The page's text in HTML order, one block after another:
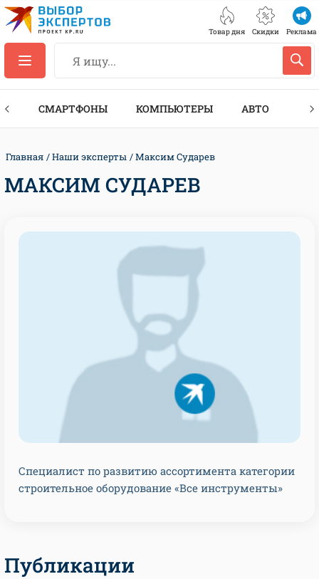
Товар дня Скидки Реклама
СМАРТФОНЫ КОМПЬЮТЕРЫ АВТО
Главная Наши эксперты Максим Сударев
МАКСИМ СУДАРЕВ
Специалист по развитию ассортимента категории
строительное оборудование «Все инструменты»
Публикации